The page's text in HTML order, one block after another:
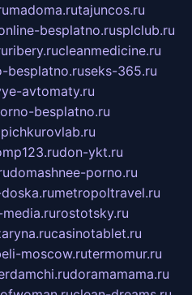
madoma.rutajuncos.ru
besplatno.rusplclub.ru
ribery.rucleanmedicine.ru
besplatno.ruseks-365.ru
avtomaty.ru
besplatno.ru
pichkurovlab.ru
don-ykt.ru
domashnee-porno.ru
metropoltravel.ru
rostotsky.ru
casinotablet.ru
moscow.rutermomur.ru
doramamama.ru